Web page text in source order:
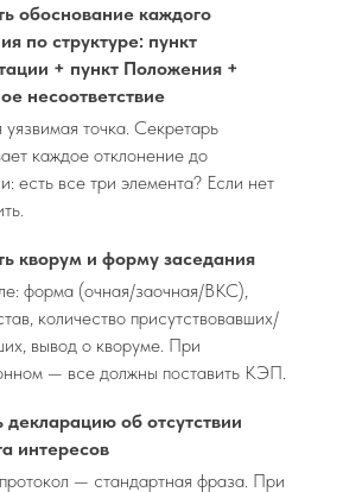
обоснование каждого
по структуре: пункт
+ пункт Положения +
несоответствие
точка. Секретарь
каждое отклонение до
есть все три элемента? Если нет
кворум и форму заседания
форма (очная/заочная/ВКС),
количество присутствовавших/
вывод о кворуме. При
— все должны поставить КЭП.
декларацию об отсутствии
интересов
— стандартная фраза. При